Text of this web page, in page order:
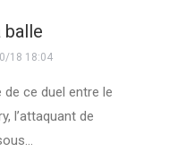
balle
18 18:04
de ce duel entre le
l’attaquant de